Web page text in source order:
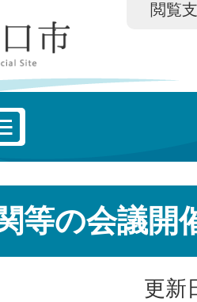
閲覧
等の会議開
更新